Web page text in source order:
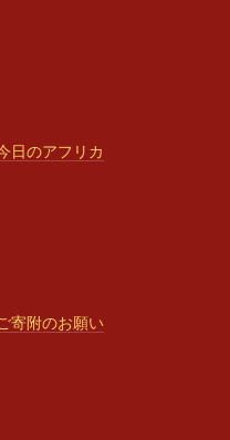
日のアフリカ
寄附のお願い